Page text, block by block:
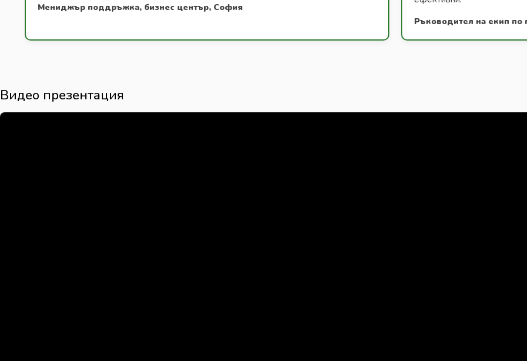
Мениджър поддръжка, бизнес център, София
Ръководител на екип по
Видео презентация